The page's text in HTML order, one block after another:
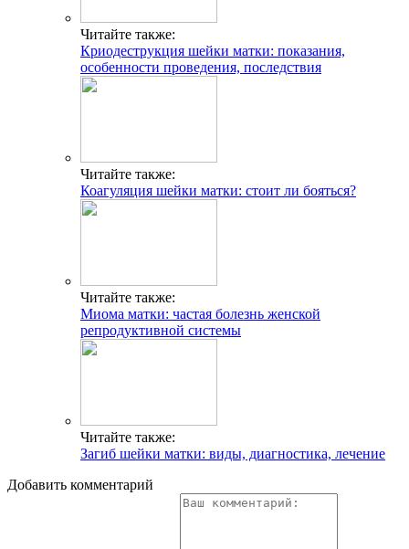
Читайте также:
Криодеструкция шейки матки: показания,
особенности проведения, последствия
Читайте также:
Коагуляция шейки матки: стоит ли бояться?
Читайте также:
Миома матки: частая болезнь женской
репродуктивной системы
Читайте также:
Загиб шейки матки: виды, диагностика, лечение
Добавить комментарий